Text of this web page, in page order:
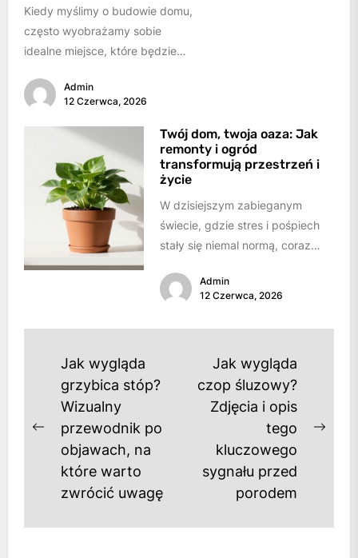
Kiedy myślimy o budowie domu,
często wyobrażamy sobie
idealne miejsce, które będzie
przestrzenią do realizacji
marzeń. W...
Admin
12 Czerwca, 2026
Twój dom, twoja oaza: Jak
remonty i ogród
transformują przestrzeń i
życie
W dzisiejszym zabieganym
świecie, gdzie stres i pośpiech
stały się niemal normą, coraz
własnego azylu. Dom przestaje...
Admin
12 Czerwca, 2026
Nawigacja
wpisu
Previous
post:
Jak wygląda
grzybica stóp?
Wizualny
przewodnik po
objawach, na
które warto
zwrócić uwagę
Jak wygląda
czop śluzowy?
Zdjęcia i opis
tego
kluczowego
sygnału przed
porodem